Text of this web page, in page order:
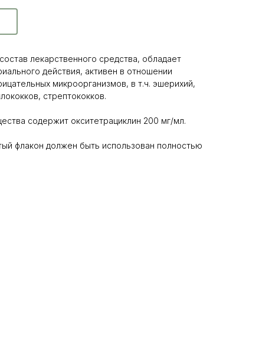
лекарственного средства, обладает
действия, активен в отношении
микроорганизмов, в т.ч. эшерихий,
стрептококков.
содержит окситетрациклин 200 мг/мл.
флакон должен быть использован полностью